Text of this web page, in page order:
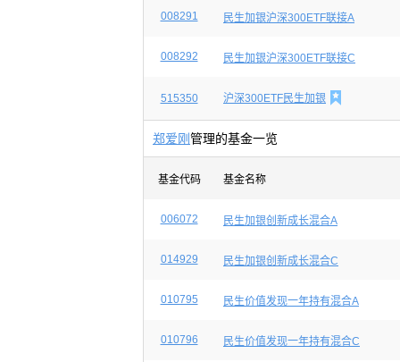
008291 民生加银沪深300ETF联接A
008292 民生加银沪深300ETF联接C
515350 沪深300ETF民生加银 
郑爱刚管理的基金一览
基金代码 基金名称
006072 民生加银创新成长混合A
014929 民生加银创新成长混合C
010795 民生价值发现一年持有混合A
010796 民生价值发现一年持有混合C